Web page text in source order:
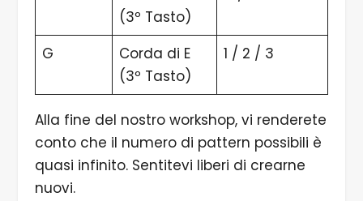
(3º Tasto)
G
Corda di E
(3º Tasto)
1 / 2 / 3
Alla fine del nostro workshop, vi renderete
conto che il numero di pattern possibili è
quasi infinito. Sentitevi liberi di crearne
nuovi.